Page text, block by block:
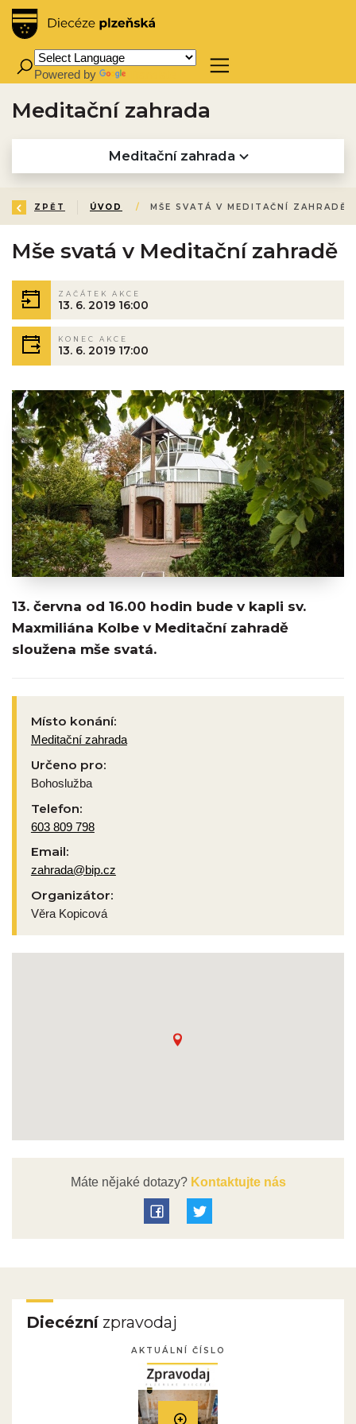
Powered by
Meditační zahrada
Meditační zahrada
ZPĚT ÚVOD / MŠE SVATÁ V MEDITAČNÍ ZAHRADĚ
Mše svatá v Meditační zahradě
ZAČÁTEK AKCE
13. 6. 2019 16:00
KONEC AKCE
13. 6. 2019 17:00
13. června od 16.00 hodin bude v kapli sv.
Maxmiliána Kolbe v Meditační zahradě
sloužena mše svatá.
Místo konání:
Meditační zahrada
Určeno pro:
Bohoslužba
Telefon:
603 809 798
Email:
zahrada@bip.cz
Organizátor:
Věra Kopicová
Máte nějaké dotazy?Kontaktujte nás
Diecéznízpravodaj
AKTUÁLNÍ ČÍSLO